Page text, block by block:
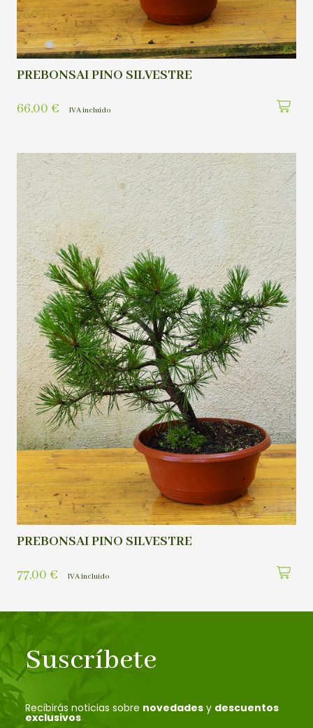
PREBONSAI PINO SILVESTRE
66,00 € IVA incluído
PREBONSAI PINO SILVESTRE
77,00 € IVA incluído
Suscríbete
Recibirás noticias sobre novedades y descuentos
exclusivos